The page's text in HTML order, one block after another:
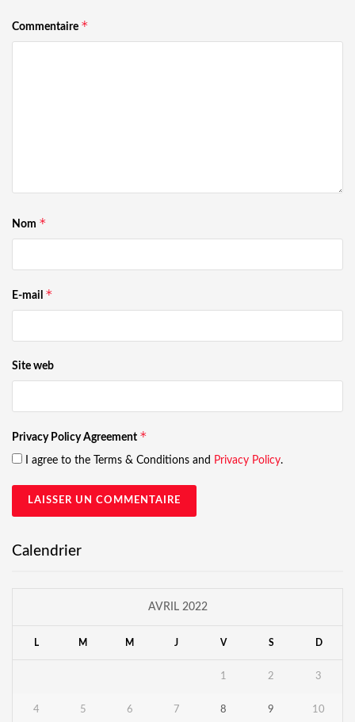
Commentaire *
Nom *
E-mail *
Site web
Privacy Policy Agreement *
I agree to the Terms & Conditions and Privacy Policy.
Calendrier
AVRIL 2022
L M M J V S D
1 2 3
4 5 6 7 8 9 10